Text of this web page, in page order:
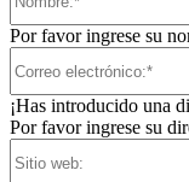
Por favor ingrese su
¡Has introducido una
Por favor ingrese su